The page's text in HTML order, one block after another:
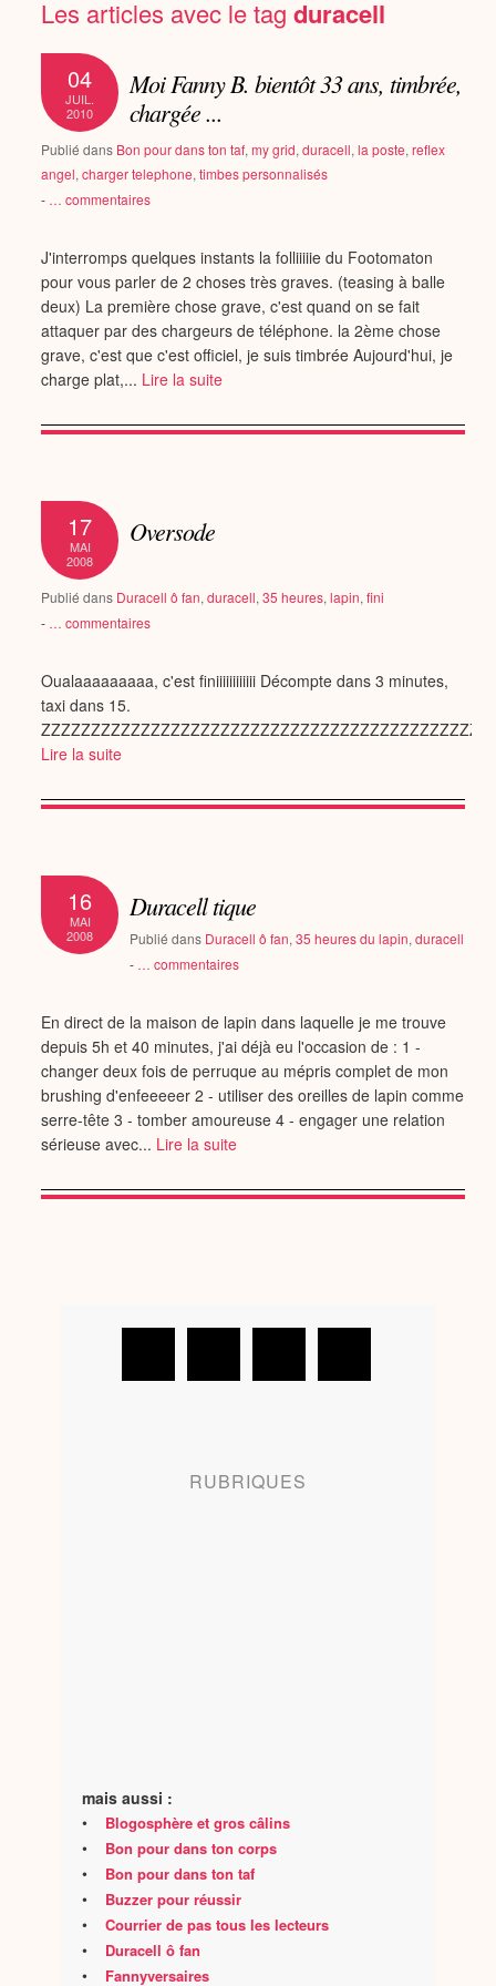
Les articles avec le tagduracell
04
JUIL.
2010
Moi Fanny B. bientôt 33 ans, timbrée,
chargée ...
Publié dans Bon pour dans ton taf,my grid,duracell,la poste,reflex
angel,charger telephone,timbes personnalisés
- … commentaires
J'interromps quelques instants la folliiiiie du Footomaton
pour vous parler de 2 choses très graves. (teasing à balle
deux) La première chose grave, c'est quand on se fait
attaquer par des chargeurs de téléphone. la 2ème chose
grave, c'est que c'est officiel, je suis timbrée Aujourd'hui, je
charge plat,... Lire la suite
17
MAI
2008
Oversode
Publié dans Duracell ô fan,duracell,35 heures,lapin,fini
- … commentaires
Oualaaaaaaaaa, c'est finiiiiiiiiiiii Décompte dans 3 minutes,
taxi dans 15.
Lire la suite
16
MAI
2008
Duracell tique
Publié dans Duracell ô fan,35 heures du lapin,duracell
- … commentaires
En direct de la maison de lapin dans laquelle je me trouve
depuis 5h et 40 minutes, j'ai déjà eu l'occasion de : 1 -
changer deux fois de perruque au mépris complet de mon
brushing d'enfeeeeer 2 - utiliser des oreilles de lapin comme
serre-tête 3 - tomber amoureuse 4 - engager une relation
sérieuse avec... Lire la suite
RUBRIQUES
mais aussi :
• Blogosphère et gros câlins
• Bon pour dans ton corps
• Bon pour dans ton taf
• Buzzer pour réussir
• Courrier de pas tous les lecteurs
• Duracell ô fan
• Fannyversaires